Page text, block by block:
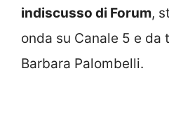
indiscusso di Forum,
onda su Canale 5 e da
Barbara Palombelli.